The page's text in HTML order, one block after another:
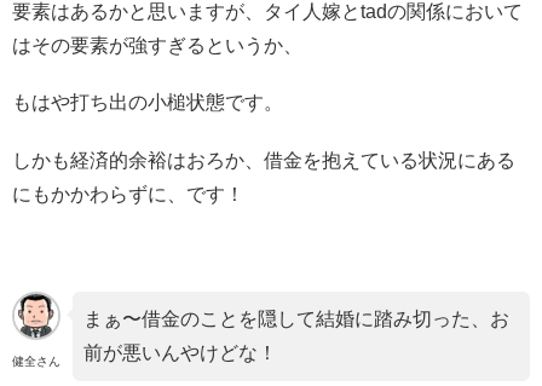
要素はあるかと思いますが、タイ人嫁とtadの関係において
はその要素が強すぎるというか、
もはや打ち出の小槌状態です。
しかも経済的余裕はおろか、借金を抱えている状況にある
にもかかわらずに、です！
健全さん
まぁ〜借金のことを隠して結婚に踏み切った、お
前が悪いんやけどな！